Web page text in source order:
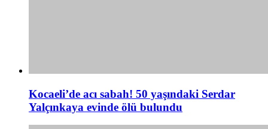
Kocaeli’de acı sabah! 50 yaşındaki Serdar
Yalçınkaya evinde ölü bulundu